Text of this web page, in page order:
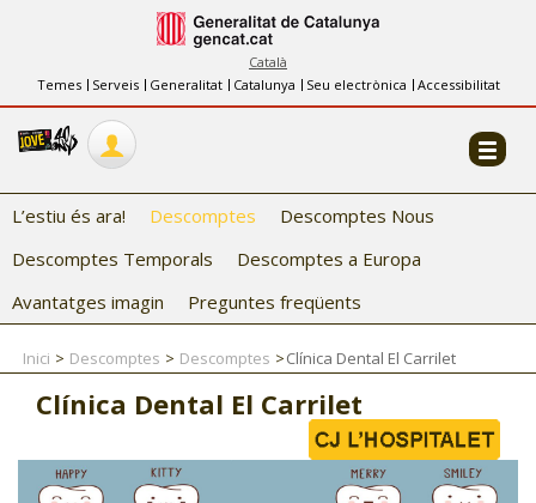
Català
Temes
Serveis Generalitat Catalunya Seu electrònica Accessibilitat
INFORMACIÓ
FES-TE EL CJ
COL·LABORADORS
CJ ADOLESCENTS
CJ EMANCIPACIÓ
L’estiu és ara! Descomptes
Descomptes Nous
Descomptes Temporals
Descomptes a Europa
Avantatges imagin
Preguntes freqüents
Inici Descomptes Descomptes Clínica Dental El Carrilet
Clínica Dental El Carrilet